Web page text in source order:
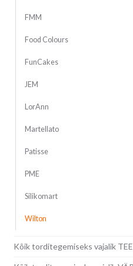
FMM
Food Colours
FunCakes
JEM
LorAnn
Martellato
Patisse
PME
Silikomart
Wilton
Kõik torditegemiseks vajalik